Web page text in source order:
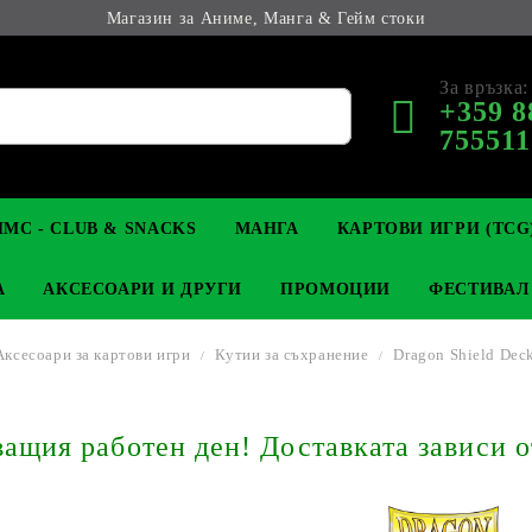
Магазин за Аниме, Манга & Гейм стоки
За връзка:
+359
КОЛЕКЦИОНЕРСКИ
YU-GI-OH! TCG
- CLUB & SNACKS МАНГА
LIGHT NOVEL
КАРТОВИ ИГРИ
MAGIC: THE GATHERING
АНИМЕ ФИГУРКИ
АКСЕСОАРИ И ДРУГИ
КЛЮЧОДЪРЖАТЕЛИ
ПРОМОЦИИ
за картови игри Кутии за съхранение Dragon Shield
работен ден! Доставката зависи